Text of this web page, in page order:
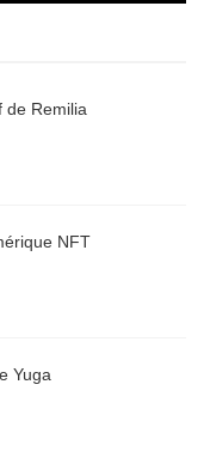
de Remilia
NFT
Yuga